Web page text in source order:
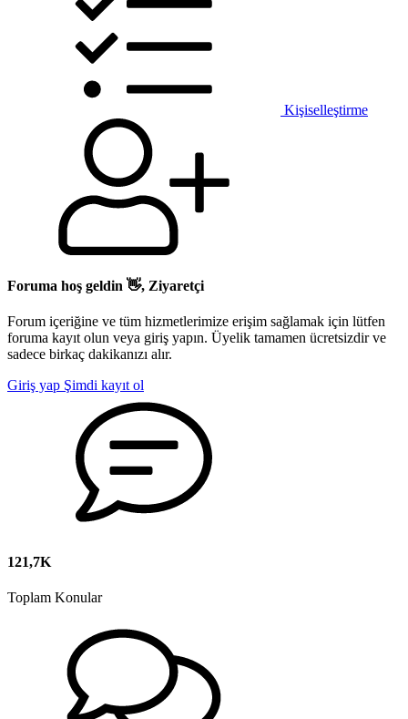
Kişiselleştirme
Foruma hoş geldin 👋, Ziyaretçi
Forum içeriğine ve tüm hizmetlerimize erişim sağlamak için lütfen
foruma kayıt olun veya giriş yapın. Üyelik tamamen ücretsizdir ve
sadece birkaç dakikanızı alır.
Giriş yap Şimdi kayıt ol
121,7K
Toplam Konular